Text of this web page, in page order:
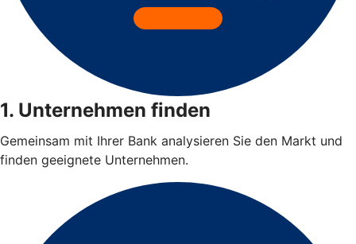
1. Unternehmen finden
Gemeinsam mit Ihrer Bank analysieren Sie den Markt und
finden geeignete Unternehmen.